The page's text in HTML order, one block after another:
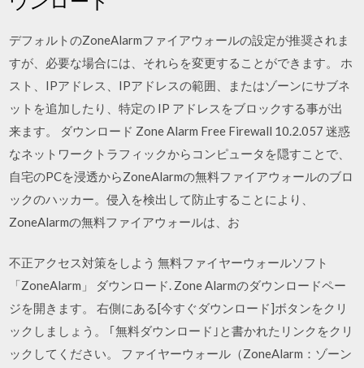
デフォルトのZoneAlarmファイアウォールの設定が推奨されま
すが、必要な場合には、それらを変更することができます。 ホ
スト、IPアドレス、IPアドレスの範囲、またはゾーンにサブネ
ットを追加したり、特定の IP アドレスをブロックする事が出
来ます。 ダウンロード Zone Alarm Free Firewall 10.2.057 迷惑
なネットワークトラフィックからコンピュータを隠すことで、
自宅のPCを浸透からZoneAlarmの無料ファイアウォールのブロ
ックのハッカー。侵入を検出して防止することにより、
ZoneAlarmの無料ファイアウォールは、お
不正アクセス対策をしよう 無料ファイヤーウォールソフト
「ZoneAlarm」 ダウンロード. Zone Alarmのダウンロードペー
ジを開きます。 右側にある[今すぐダウンロード]ボタンをクリ
ックしましょう。 ｢無料ダウンロード｣と書かれたリンクをクリ
ックしてください。 ファイヤーウォール（ZoneAlarm：ゾーン